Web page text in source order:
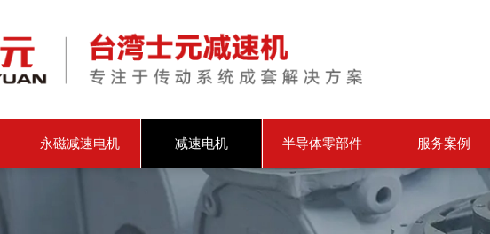
永磁减速电机 减速电机 半导体零部件 服务案例